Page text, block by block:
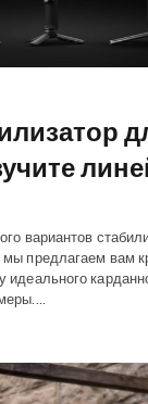
вариантов
предлагаем вам
идеального